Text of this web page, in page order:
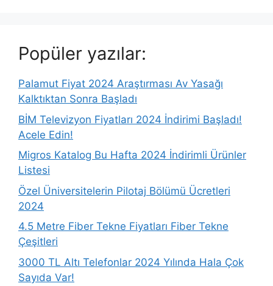
Popüler yazılar:
Palamut Fiyat 2024 Araştırması Av Yasağı
Kalktıktan Sonra Başladı
BİM Televizyon Fiyatları 2024 İndirimi Başladı!
Acele Edin!
Migros Katalog Bu Hafta 2024 İndirimli Ürünler
Listesi
Özel Üniversitelerin Pilotaj Bölümü Ücretleri
2024
4.5 Metre Fiber Tekne Fiyatları Fiber Tekne
Çeşitleri
3000 TL Altı Telefonlar 2024 Yılında Hala Çok
Sayıda Var!